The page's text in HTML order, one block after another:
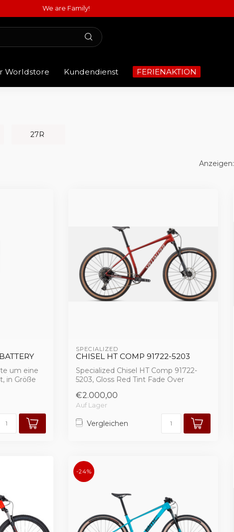
We are Family!
Worldstore Kundendienst FERIENAKTION
27R
Anzeigen:
um eine
in Größe
SPECIALIZED
CHISEL HT COMP 91722-5203
Specialized Chisel HT Comp 91722-
5203, Gloss Red Tint Fade Over
€2.000,00
Auf Lager
Vergleichen
-24%